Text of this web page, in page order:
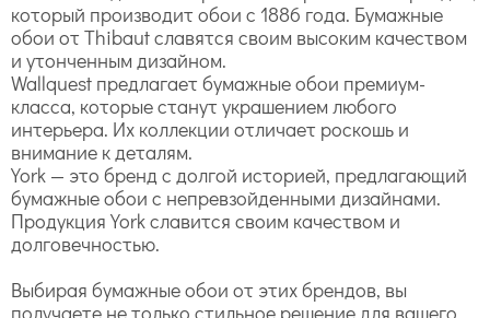
который производит обои с 1886 года. Бумажные
обои от Thibaut славятся своим высоким качеством
и утонченным дизайном.
Wallquest предлагает бумажные обои премиум-
класса, которые станут украшением любого
интерьера. Их коллекции отличает роскошь и
внимание к деталям.
York — это бренд с долгой историей, предлагающий
бумажные обои с непревзойденными дизайнами.
Продукция York славится своим качеством и
долговечностью.
Выбирая бумажные обои от этих брендов, вы
получаете не только стильное решение для вашего